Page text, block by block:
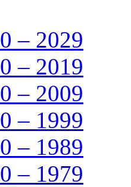
– 2029
– 2019
– 2009
– 1999
– 1989
– 1979